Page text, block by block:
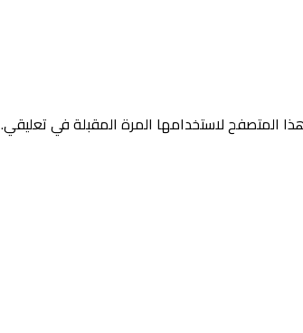
المتصفح لاستخدامها المرة المقبلة في تعليقي.